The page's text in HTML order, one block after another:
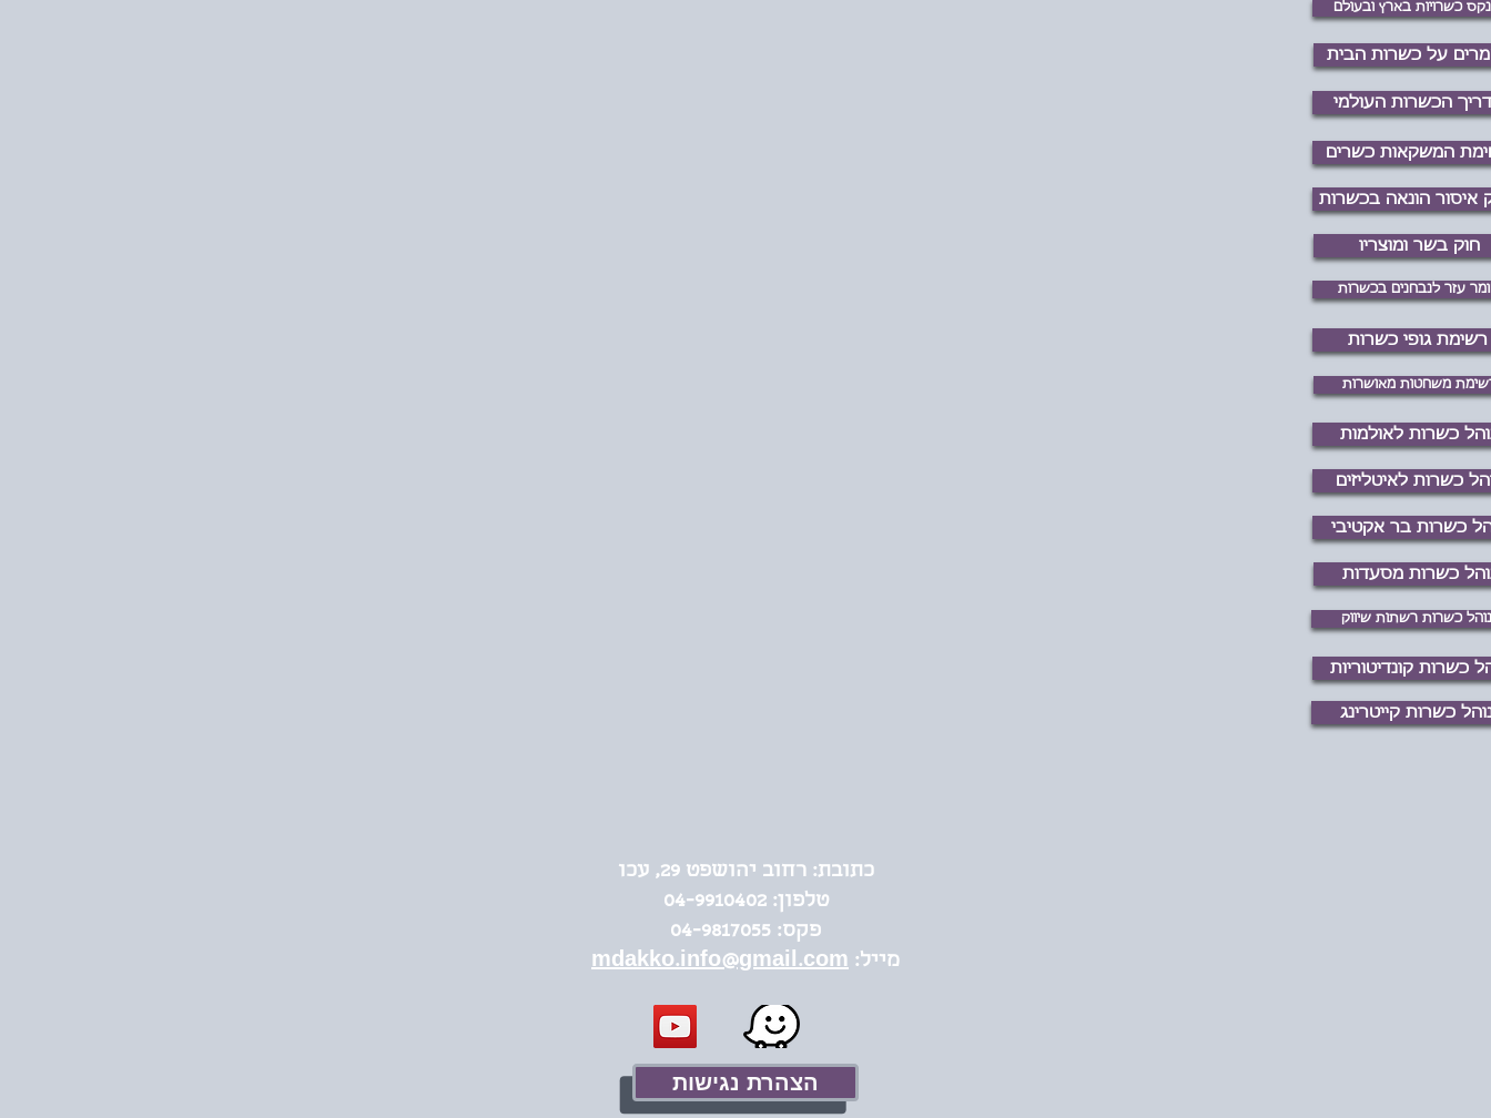
כשרויות בארץ ובעולם
על כשרות הבית
הכשרות העולמי
המשקאות כשרים
איסור הונאה בכשרות
חוק בשר ומוצריו
עזר לנבחנים בכשרות
רשימת גופי כשרות
משחטות מאושרות
כשרות לאולמות
כשרות לאיטליזים
כשרות בר אקטיבי
כשרות מסעדות
נוהל כשרות רשתות שיווק
כשרות קונדיטוריות
כשרות קייטרינג
כתובת: רחוב יהושפט 29, עכו
טלפון:04-9910402
פקס: 04-9817055
מייל: mdakko.info@gmail.com
הצהרת נגישות